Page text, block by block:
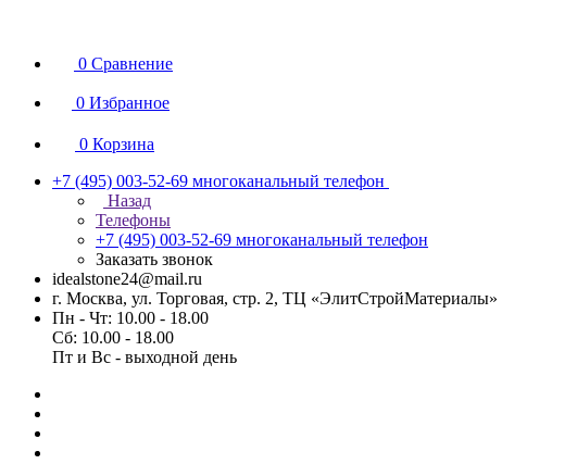
0 Сравнение
0 Избранное
0 Корзина
+7 (495) 003-52-69 многоканальный телефон
Назад
Телефоны
+7 (495) 003-52-69 многоканальный телефон
Заказать звонок
idealstone24@mail.ru
г. Москва, ул. Торговая, стр. 2, ТЦ «ЭлитСтройМатериалы»
Пн - Чт: 10.00 - 18.00
Сб: 10.00 - 18.00
Пт и Вс - выходной день